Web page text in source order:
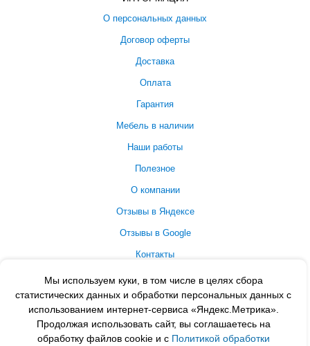
Мы используем куки, в том числе в целях сбора
статистических данных и обработки персональных данных с
использованием интернет-сервиса «Яндекс.Метрика».
Продолжая использовать сайт, вы соглашаетесь на
обработку файлов cookie и с Политикой обработки
О персональных данных
Договор оферты
Доставка
Оплата
Гарантия
Мебель в наличии
Наши работы
Полезное
О компании
Отзывы в Яндексе
Отзывы в Google
Контакты
Принимаем к оплате